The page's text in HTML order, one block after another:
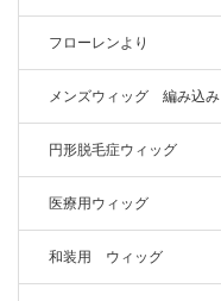
フローレンより
メンズウィッグ 編み込み
円形脱毛症ウィッグ
医療用ウィッグ
和装用 ウィッグ